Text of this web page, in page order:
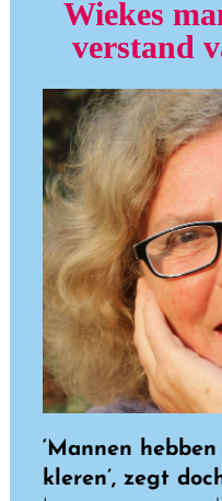
Wiekes
verstand
‘Mannen
kleren’, zegt